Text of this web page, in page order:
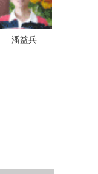
潘益兵